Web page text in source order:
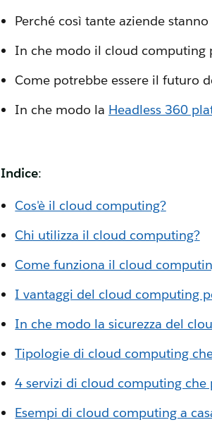
Perché così tante aziende
In che modo il cloud computing
Come potrebbe essere il futuro
In che modo la Headless 360
Indice:
Cos'è il cloud computing?
Chi utilizza il cloud computing?
Come funziona il cloud
I vantaggi del cloud computing
In che modo la sicurezza del
Tipologie di cloud computing
4 servizi di cloud computing che
Esempi di cloud computing a